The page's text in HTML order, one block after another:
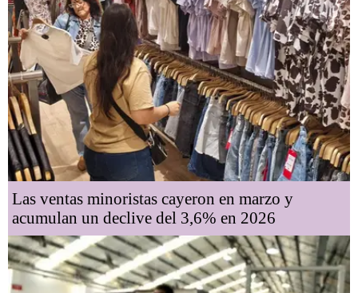
Las ventas minoristas cayeron en marzo y
acumulan un declive del 3,6% en 2026